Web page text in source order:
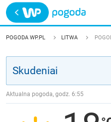
Trwa ładowanie
POLSKA
JAKOŚĆ POWIETRZA
POGODA WP.PL LITWA
Aktualna pogoda, godz. 6:55